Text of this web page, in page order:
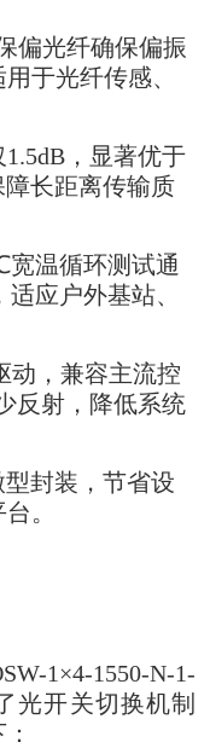
偏光纤确保偏振
于光纤传感、
，显著优于
长距离传输质
温循环测试通
应户外基站、
动，兼容主流控
反射，降低系统
型封装，节省设
。
1×4-1550-N-1-
光开关切换机制